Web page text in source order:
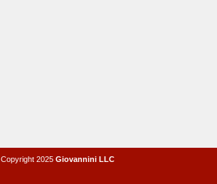
Copyright 2025 Giovannini LLC